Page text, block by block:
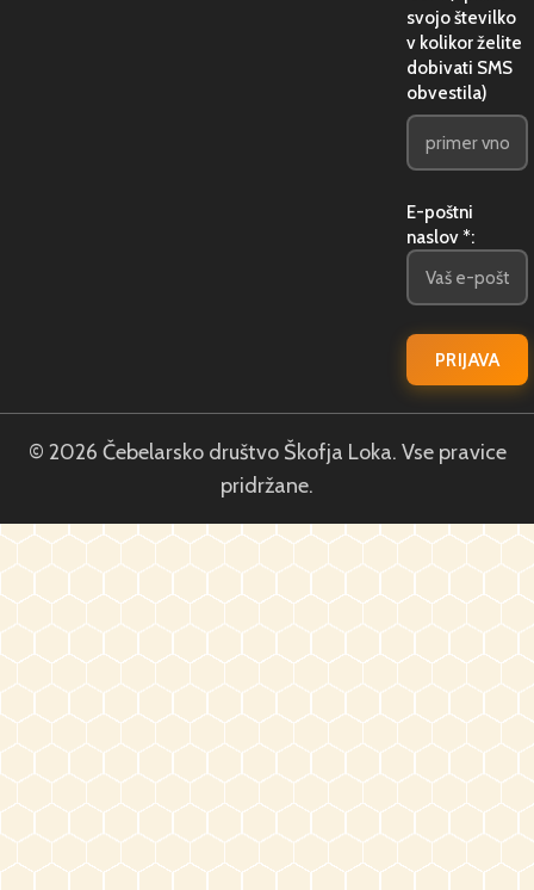
svojo številko
v kolikor želite
dobivati SMS
obvestila)
E-poštni
naslov *:
© 2026 Čebelarsko društvo Škofja Loka. Vse pravice
pridržane.